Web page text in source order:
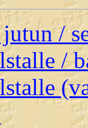
/
/